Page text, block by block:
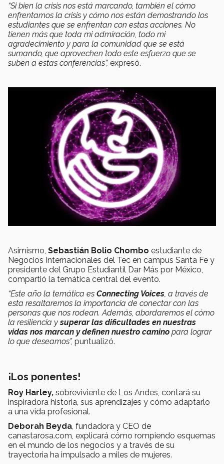
“Si bien la crisis nos está marcando, también el cómo
enfrentamos la crisis y cómo nos están demostrando los
estudiantes que se enfrentan con estas acciones. No
tienen más que toda mi admiración, todo mi
agradecimiento y para la comunidad que se está
sumando, que aprovechen todo este esfuerzo que se
suben a estas conferencias”, expresó.
Asimismo, Sebastián Bolio Chombo estudiante de
Negocios Internacionales del Tec en campus Santa Fe y
presidente del Grupo Estudiantil Dar Más por México,
compartió la temática central del evento.
“Este año la temática es Connecting Voices, a través de
esta resaltaremos la importancia de conectar con las
personas que nos rodean. Además, abordaremos el cómo
la resiliencia ysuperar las dificultades en nuestras
vidas nos marcan y definen nuestro camino para lograr
lo que deseamos”, puntualizó.
¡Los ponentes!
Roy Harley, sobreviviente de Los Andes, contará su
inspiradora historia, sus aprendizajes y cómo adaptarlo
a una vida profesional.
Deborah Beyda, fundadora y CEO de
canastarosa.com, explicará cómo rompiendo esquemas
en el mundo de los negocios y a través de su
trayectoria ha impulsado a miles de mujeres.